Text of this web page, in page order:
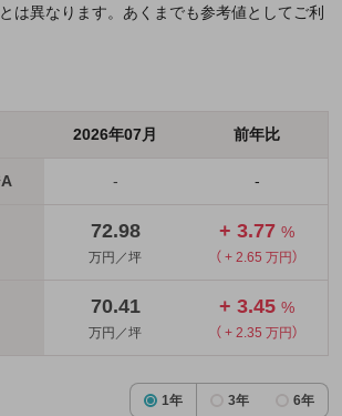
は異なります。あくまでも参考値としてご利
2026年07月 前年比
- -
72.98
万円／坪
+ 3.77 %
（ + 2.65 万円）
70.41
万円／坪
+ 3.45 %
（ + 2.35 万円）
1年 3年 6年